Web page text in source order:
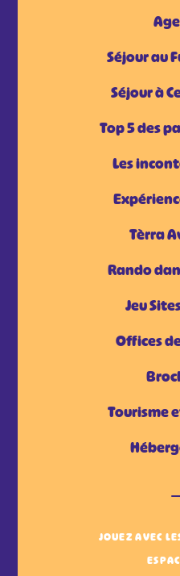
Séjour au
Séjour à
Top 5 des
Les
Tèrra
Rando
Jeu
Offices
Tourisme
JOUEZ AVEC